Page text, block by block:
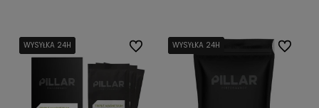
WYSYŁKA 24H
WYSYŁKA 24H
WYSYŁKA 24H Do ulubionychWYSYŁKA 24H
WYSYŁKA 24H
WYSYŁKA 24H Do